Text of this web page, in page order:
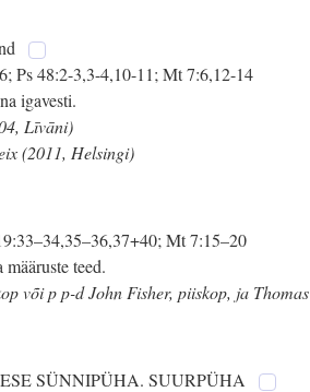
Ps 48:2-3,3-4,10-11; Mt 7:6,12-14
igavesti.
Līvāni)
(2011, Helsingi)
Mt 7:15–20
teed.
või p p-d John Fisher, piiskop, ja Thomas
SÜNNIPÜHA. SUURPÜHA